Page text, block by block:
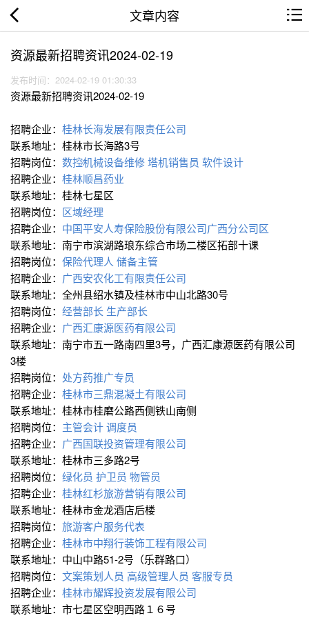
文章内容
资源最新招聘资讯2024-02-19
发布时间：2024-02-19 01:30:33
资源最新招聘资讯2024-02-19
招聘企业： 桂林长海发展有限责任公司
联系地址：桂林市长海路3号
招聘岗位： 数控∕机械设备维修塔机销售员 软件设计
招聘企业： 桂林顺昌药业
联系地址：桂林七星区
招聘岗位： 区域经理
招聘企业： 中国平安人寿保险股份有限公司广西分公司区
联系地址：南宁市滨湖路琅东综合市场二楼区拓部十课
招聘岗位： 保险代理人 储备主管
招聘企业： 广西安农化工有限责任公司
联系地址：全州县绍水镇及桂林市中山北路30号
招聘岗位： 经营部长 生产部长
招聘企业： 广西汇康源医药有限公司
联系地址：南宁市五一路南四里3号，广西汇康源医药有限公司
3楼
招聘岗位： 处方药推广专员
招聘企业： 桂林市三鼎混凝土有限公司
联系地址：桂林市桂磨公路西侧铁山南侧
招聘岗位： 主管会计调度员
招聘企业： 广西国联投资管理有限公司
联系地址：桂林市三多路2号
招聘岗位： 绿化员 护卫员 物管员
招聘企业： 桂林红杉旅游营销有限公司
联系地址：桂林市金龙酒店后楼
招聘岗位： 旅游客户服务代表
招聘企业： 桂林市中翔行装饰工程有限公司
联系地址：中山中路51-2号（乐群路口）
招聘岗位： 文案策划人员 高级管理人员 客服专员
招聘企业： 桂林市耀辉投资发展有限公司
联系地址：市七星区空明西路１６号